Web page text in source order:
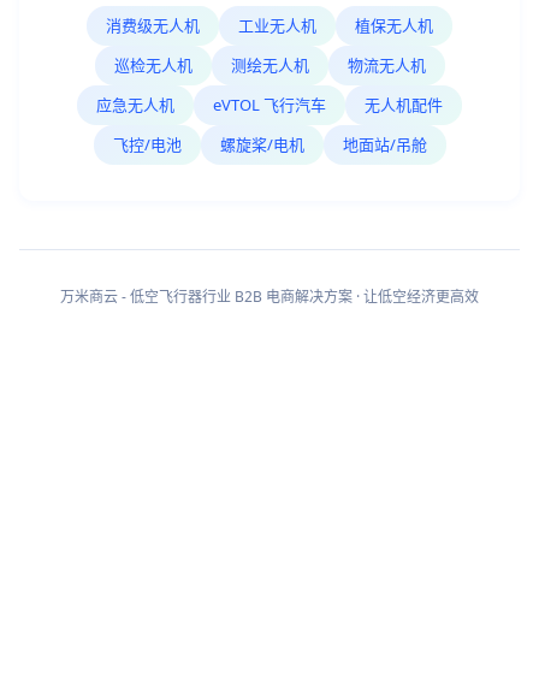
消费级无人机 工业无人机
植保无人机
巡检无人机
测绘无人机
物流无人机
应急无人机
eVTOL 飞行汽车
无人机配件
飞控/电池
螺旋桨/电机 地面站/吊舱
万米商云 - 低空飞行器行业 B2B 电商解决方案 · 让低空经济更高效